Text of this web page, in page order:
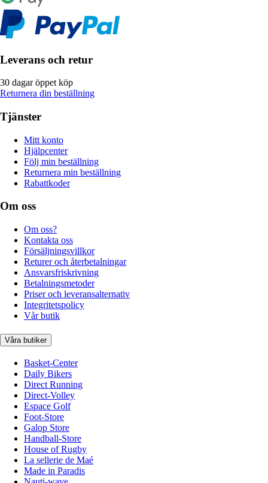
Leverans och retur
30 dagar öppet köp
Returnera din beställning
Tjänster
Mitt konto
Hjälpcenter
Följ min beställning
Returnera min beställning
Rabattkoder
Om oss
Om oss?
Kontakta oss
Försäljningsvillkor
Returer och återbetalningar
Ansvarsfriskrivning
Betalningsmetoder
Priser och leveransalternativ
Integritetspolicy
Vår butik
Våra butiker
Basket-Center
Daily Bikers
Direct Running
Direct-Volley
Espace Golf
Foot-Store
Galop Store
Handball-Store
House of Rugby
La sellerie de Maé
Made in Paradis